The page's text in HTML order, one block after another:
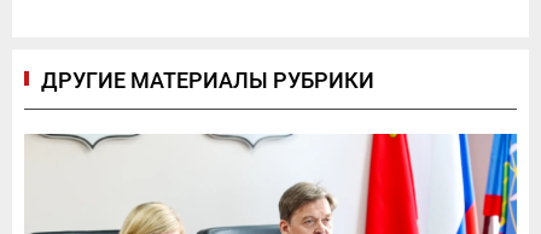
ДРУГИЕ МАТЕРИАЛЫ РУБРИКИ